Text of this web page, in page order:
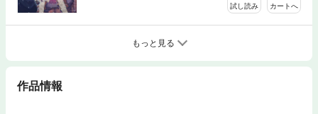
試し読み カートへ
もっと見る
作品情報